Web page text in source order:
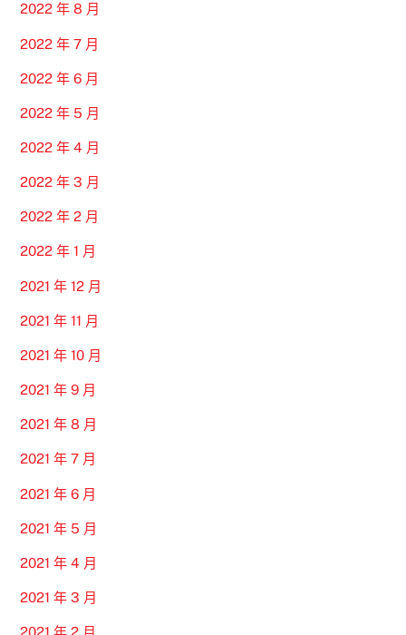
2022 年 8 月
2022 年 7 月
2022 年 6 月
2022 年 5 月
2022 年 4 月
2022 年 3 月
2022 年 2 月
2022 年 1 月
2021 年 12 月
2021 年 11 月
2021 年 10 月
2021 年 9 月
2021 年 8 月
2021 年 7 月
2021 年 6 月
2021 年 5 月
2021 年 4 月
2021 年 3 月